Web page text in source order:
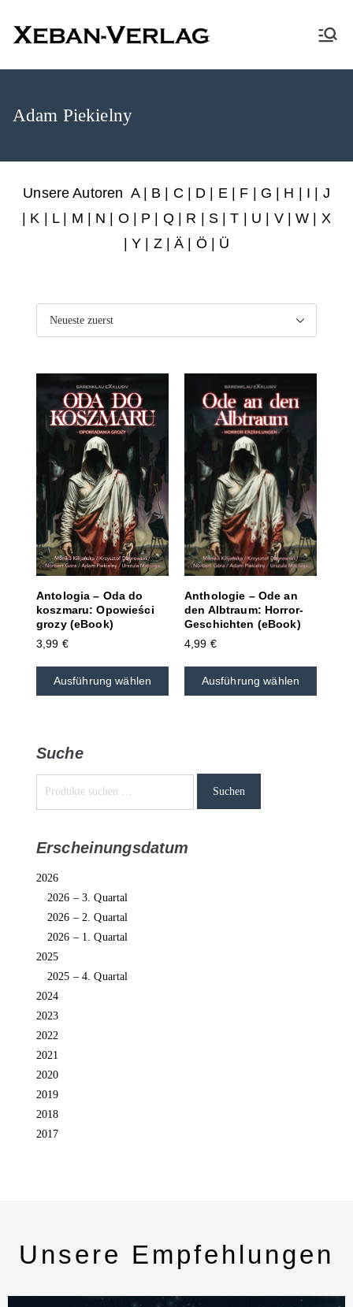
XEBAN-Verlag
Adam Piekielny
Unsere Autoren A| B C D E| F G H I
J
K L| M N O P Q| R S |T U V|W
X
Y Z|Ä | Ö | Ü
Antologia – Oda do
koszmaru: Opowieści
grozy (eBook)
3,99 €
Ausführung wählen
Anthologie – Ode an
den Albtraum: Horror-
Geschichten (eBook)
4,99 €
Ausführung wählen
Suche
Suchen
Erscheinungsdatum
2026
2026 – 3. Quartal
2026 – 2. Quartal
2026 – 1. Quartal
2025
2025 – 4. Quartal
2024
2023
2022
2021
2020
2019
2018
2017
Unsere Empfehlungen